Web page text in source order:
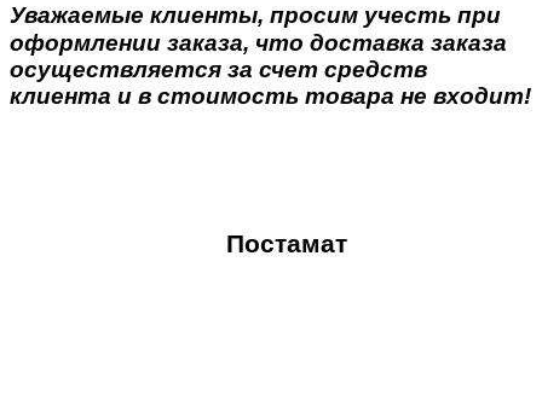
Уважаемые клиенты, просим учесть при
оформлении заказа, что доставка заказа
осуществляется за счет средств
клиента и в стоимость товара не входит!
Постамат